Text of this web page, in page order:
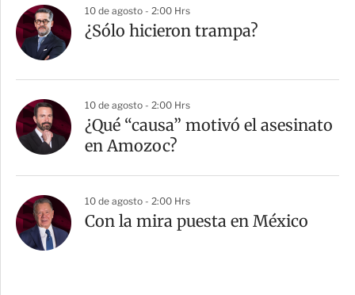
10 de agosto - 2:00 Hrs
¿Sólo hicieron trampa?
10 de agosto - 2:00 Hrs
¿Qué “causa” motivó el asesinato
en Amozoc?
10 de agosto - 2:00 Hrs
Con la mira puesta en México